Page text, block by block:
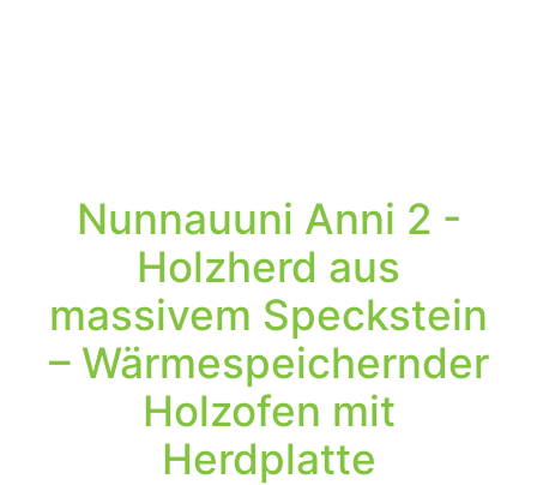
Nunnauuni Anni 2 -
Holzherd aus
massivem Speckstein
– Wärmespeichernder
Holzofen mit
Herdplatte